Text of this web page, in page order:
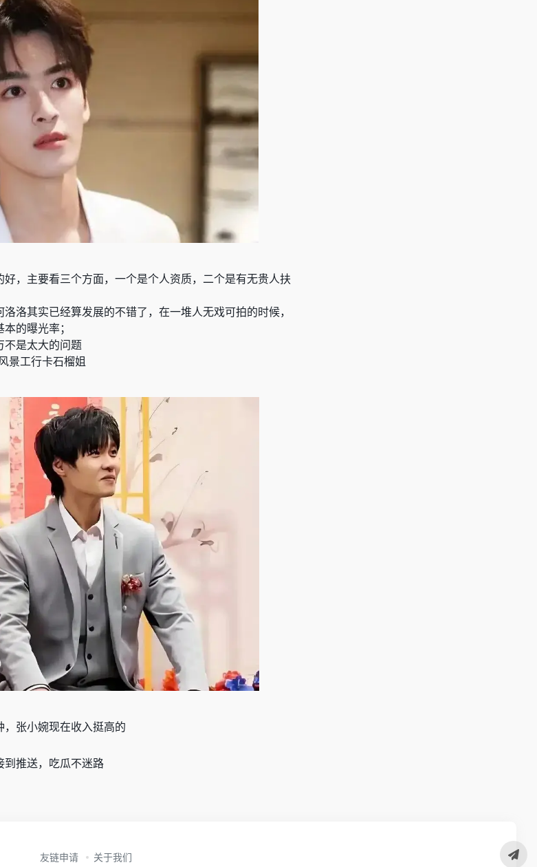
，主要看三个方面，一个是个人资质，二个是有无贵人扶
洛其实已经算发展的不错了，在一堆人无戏可拍的时候，
的曝光率；
不是太大的问题
景工行卡石榴姐
张小婉现在收入挺高的
到推送，吃瓜不迷路
友链申请 关于我们